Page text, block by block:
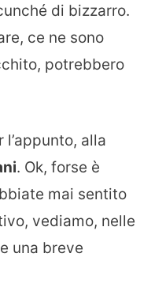
di bizzarro.
ce ne sono
potrebbero
alla
. Ok, forse è
mai sentito
vediamo, nelle
una breve